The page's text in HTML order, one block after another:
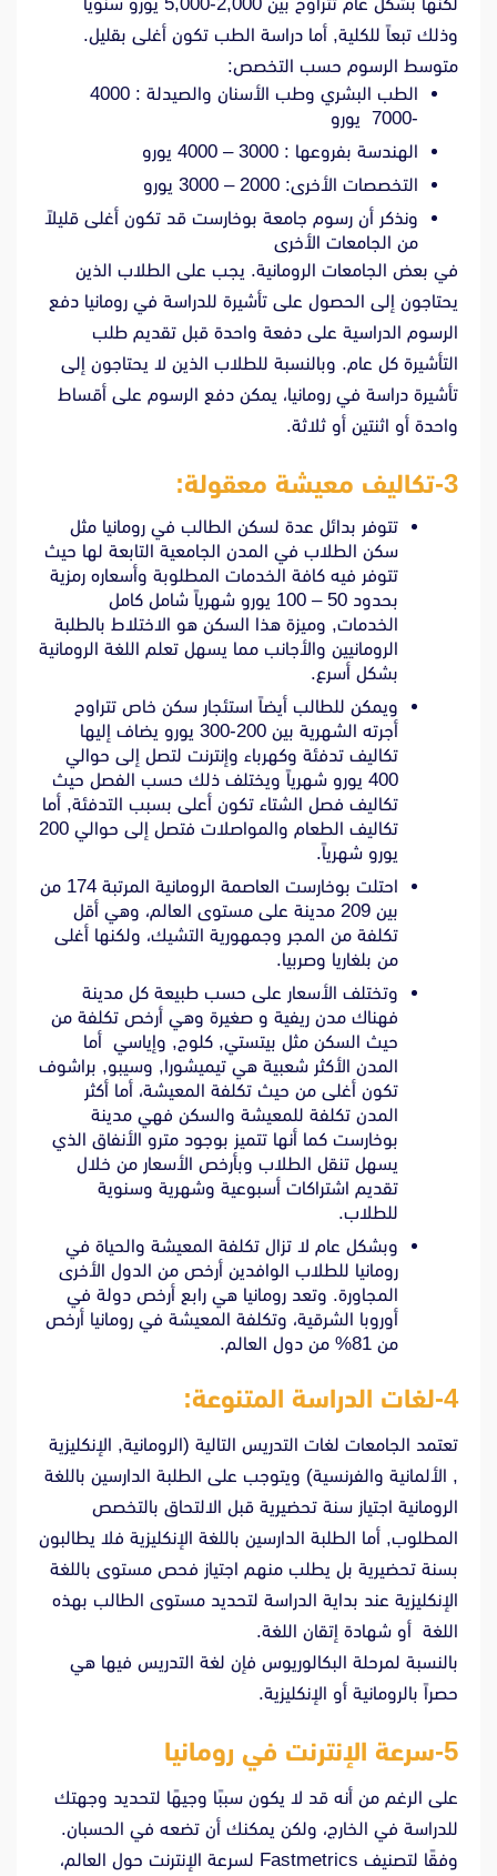
وذلك تبعاً للكلية, أما دراسة الطب تكون أغلى بقليل.
متوسط الرسوم حسب التخصص:
الطب البشري وطب الأسنان والصيدلة : 4000
-7000 يورو
الهندسة بفروعها : 3000 – 4000 يورو
التخصصات الأخرى: 2000 – 3000 يورو
ونذكر أن رسوم جامعة بوخارست قد تكون أغلى قليلاً
من الجامعات الأخرى
في بعض الجامعات الرومانية. يجب على الطلاب الذين
يحتاجون إلى الحصول على تأشيرة للدراسة في رومانيا دفع
الرسوم الدراسية على دفعة واحدة قبل تقديم طلب
التأشيرة كل عام. وبالنسبة للطلاب الذين لا يحتاجون إلى
تأشيرة دراسة في رومانيا، يمكن دفع الرسوم على أقساط
واحدة أو اثنتين أو ثلاثة.
3-تكاليف معيشة معقولة:
تتوفر بدائل عدة لسكن الطالب في رومانيا مثل
سكن الطلاب في المدن الجامعية التابعة لها حيث
تتوفر فيه كافة الخدمات المطلوبة وأسعاره رمزية
بحدود 50 – 100 يورو شهرياً شامل كامل
الخدمات, وميزة هذا السكن هو الاختلاط بالطلبة
الرومانيين والأجانب مما يسهل تعلم اللغة الرومانية
بشكل أسرع.
ويمكن للطالب أيضاً استئجار سكن خاص تتراوح
أجرته الشهرية بين 200-300 يورو يضاف إليها
تكاليف تدفئة وكهرباء وإنترنت لتصل إلى حوالي
400 يورو شهرياً ويختلف ذلك حسب الفصل حيث
تكاليف فصل الشتاء تكون أعلى بسبب التدفئة, أما
تكاليف الطعام والمواصلات فتصل إلى حوالي 200
يورو شهرياً.
احتلت بوخارست العاصمة الرومانية المرتبة 174 من
بين 209 مدينة على مستوى العالم، وهي أقل
تكلفة من المجر وجمهورية التشيك، ولكنها أغلى
من بلغاريا وصربيا.
وتختلف الأسعار على حسب طبيعة كل مدينة
فهناك مدن ريفية و صغيرة وهي أرخص تكلفة من
حيث السكن مثل بيتستي, كلوج, وإياسي أما
المدن الأكثر شعبية هي تيميشورا, وسيبو, براشوف
تكون أغلى من حيث تكلفة المعيشة، أما أكثر
المدن تكلفة للمعيشة والسكن فهي مدينة
بوخارست كما أنها تتميز بوجود مترو الأنفاق الذي
يسهل تنقل الطلاب وبأرخص الأسعار من خلال
تقديم اشتراكات أسبوعية وشهرية وسنوية
للطلاب.
وبشكل عام لا تزال تكلفة المعيشة والحياة في
رومانيا للطلاب الوافدين أرخص من الدول الأخرى
المجاورة. وتعد رومانيا هي رابع أرخص دولة في
أوروبا الشرقية، وتكلفة المعيشة في رومانيا أرخص
من 81% من دول العالم.
4-لغات الدراسة المتنوعة:
تعتمد الجامعات لغات التدريس التالية (الرومانية, الإنكليزية
, الألمانية والفرنسية) ويتوجب على الطلبة الدارسين باللغة
الرومانية اجتياز سنة تحضيرية قبل الالتحاق بالتخصص
المطلوب, أما الطلبة الدارسين باللغة الإنكليزية فلا يطالبون
بسنة تحضيرية بل يطلب منهم اجتياز فحص مستوى باللغة
الإنكليزية عند بداية الدراسة لتحديد مستوى الطالب بهذه
اللغة أو شهادة إتقان اللغة.
بالنسبة لمرحلة البكالوريوس فإن لغة التدريس فيها هي
حصراً بالرومانية أو الإنكليزية.
5-سرعة الإنترنت في رومانيا
على الرغم من أنه قد لا يكون سببًا وجيهًا لتحديد وجهتك
للدراسة في الخارج، ولكن يمكنك أن تضعه في الحسبان.
وفقًا لتصنيف Fastmetrics لسرعة الإنترنت حول العالم،